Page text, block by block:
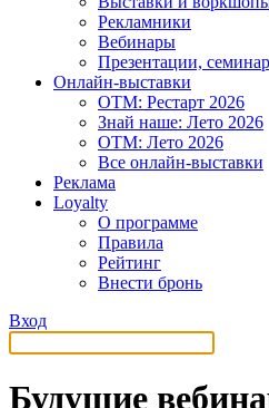
Рекламники
Вебинары
Презентации,
Онлайн-выставки
OTM: Рестарт 2026
Знай наше: Лето 2026
OTM: Лето 2026
Все онлайн-выставки
Реклама
Loyalty
О программе
Правила
Рейтинг
Внести бронь
Вход
Будущие